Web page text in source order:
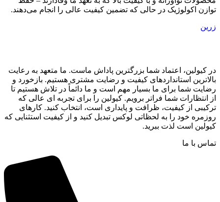
توازن اکولوژیک در حالی که تضمین کیفیت عالی را انجام می‌دهند.
زرین
در کیولین، اعتماد شما بزرگترین پاداش ماست. ما متعهد به رعایت
بالاترین استانداردهای کیفیت و رضایت مشتری هستیم. بازخورد و
رضایت شما برای ما بسیار مهم است و ما دائماً در تلاش هستیم تا
از انتظارات شما فراتر برویم. کیولین را برای تجربه ای عالی که
ترکیبی از کیفیت، ظرافت و پایداری است، انتخاب کنید. کارهای
روزمره خود را به لحظاتی لوکس تبدیل کنید و از کیفیت استثنایی که
کیولین است لذت ببرید.
تماس با ما